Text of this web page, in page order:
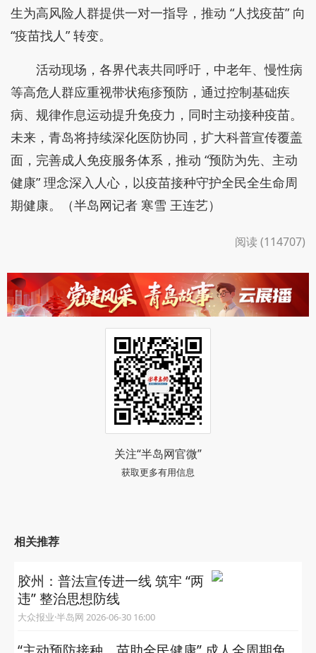
生为高风险人群提供一对一指导，推动 “人找疫苗” 向
“疫苗找人” 转变。
活动现场，各界代表共同呼吁，中老年、慢性病
等高危人群应重视带状疱疹预防，通过控制基础疾
病、规律作息运动提升免疫力，同时主动接种疫苗。
未来，青岛将持续深化医防协同，扩大科普宣传覆盖
面，完善成人免疫服务体系，推动 “预防为先、主动
健康” 理念深入人心，以疫苗接种守护全民全生命周
期健康。（半岛网记者 寒雪 王连艺）
阅读 (114707)
关注“半岛网官微”
获取更多有用信息
相关推荐
胶州：普法宣传进一线 筑牢 “两
违” 整治思想防线
大众报业·半岛网 2026-06-30 16:00